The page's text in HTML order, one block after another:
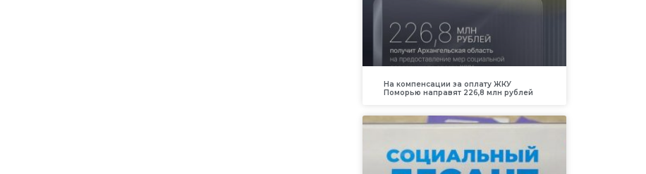
На компенсации за оплату ЖКУ
Поморью направят 226,8 млн рублей